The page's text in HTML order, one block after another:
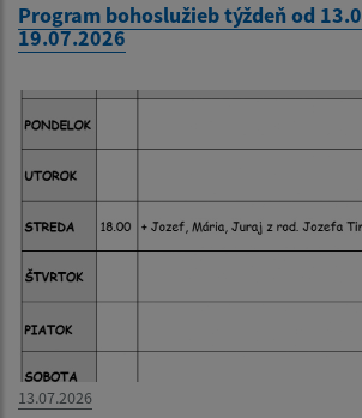
Program bohoslužieb týždeň od
19.07.2026
13.07.2026